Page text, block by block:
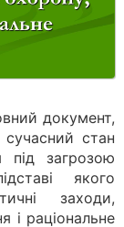
документ,
стан
під загрозою
якого
заходи,
і раціональне